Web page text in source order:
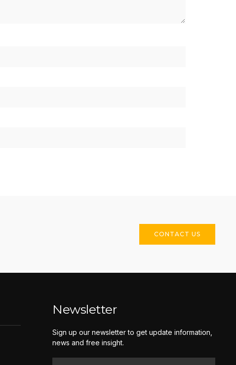
CONTACT US
Newsletter
Sign up our newsletter to get update information,
news and free insight.